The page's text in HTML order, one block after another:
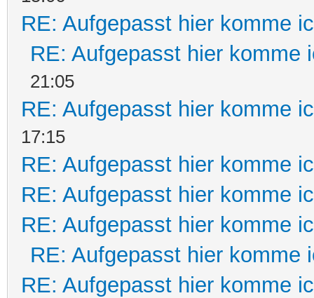
RE: Aufgepasst hier komme
RE: Aufgepasst hier komme
21:05
RE: Aufgepasst hier komme
17:15
RE: Aufgepasst hier komme
RE: Aufgepasst hier komme
RE: Aufgepasst hier komme
RE: Aufgepasst hier komme
RE: Aufgepasst hier komme